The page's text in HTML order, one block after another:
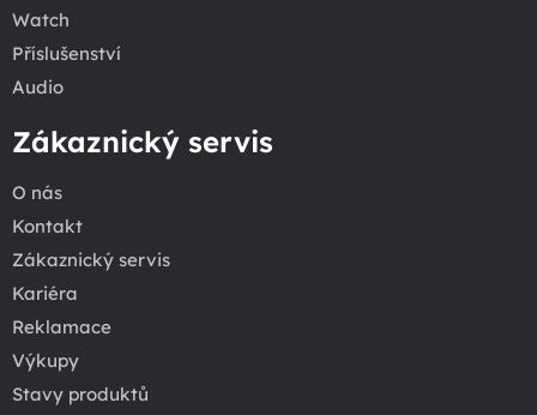
Watch
Příslušenství
Audio
Zákaznický servis
O nás
Kontakt
Zákaznický servis
Kariéra
Reklamace
Výkupy
Stavy produktů